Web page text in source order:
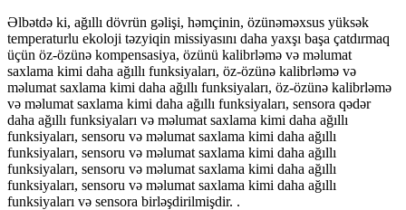
Əlbətdə ki, ağıllı dövrün gəlişi, həmçinin, özünəməxsus yüksək
temperaturlu ekoloji təzyiqin missiyasını daha yaxşı başa çatdırmaq
üçün öz-özünə kompensasiya, özünü kalibrləmə və məlumat
saxlama kimi daha ağıllı funksiyaları, öz-özünə kalibrləmə və
məlumat saxlama kimi daha ağıllı funksiyaları, öz-özünə kalibrləmə
və məlumat saxlama kimi daha ağıllı funksiyaları, sensora qədər
daha ağıllı funksiyaları və məlumat saxlama kimi daha ağıllı
funksiyaları, sensoru və məlumat saxlama kimi daha ağıllı
funksiyaları, sensoru və məlumat saxlama kimi daha ağıllı
funksiyaları, sensoru və məlumat saxlama kimi daha ağıllı
funksiyaları, sensoru və məlumat saxlama kimi daha ağıllı
funksiyaları və sensora birləşdirilmişdir. .